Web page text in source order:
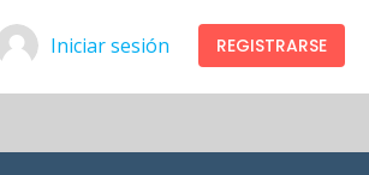
Iniciar sesión REGISTRARSE